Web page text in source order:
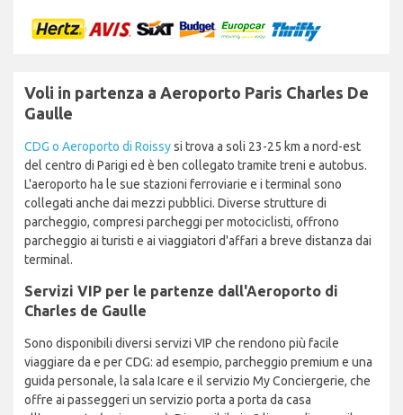
Voli in partenza a Aeroporto Paris Charles De
Gaulle
CDG o Aeroporto di Roissysi trova a soli 23-25 km a nord-est
del centro di Parigi ed è ben collegato tramite treni e autobus.
L'aeroporto ha le sue stazioni ferroviarie e i terminal sono
collegati anche dai mezzi pubblici. Diverse strutture di
parcheggio, compresi parcheggi per motociclisti, offrono
parcheggio ai turisti e ai viaggiatori d'affari a breve distanza dai
terminal.
Servizi VIP per le partenze dall'Aeroporto di
Charles de Gaulle
Sono disponibili diversi servizi VIP che rendono più facile
viaggiare da e per CDG: ad esempio, parcheggio premium e una
guida personale, la sala Icare e il servizio My Conciergerie, che
offre ai passeggeri un servizio porta a porta da casa